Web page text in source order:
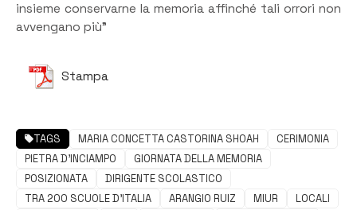
insieme conservarne la memoria affinché tali orrori non
avvengano più”
Stampa
TAGS MARIA CONCETTA CASTORINA SHOAH
CERIMONIA
PIETRA D'INCIAMPO
GIORNATA DELLA MEMORIA
POSIZIONATA
DIRIGENTE SCOLASTICO
TRA 200 SCUOLE D'ITALIA
ARANGIO RUIZ MIUR
LOCALI